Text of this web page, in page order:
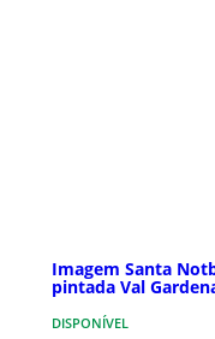
Imagem Santa
pintada Val
DISPONÍVEL